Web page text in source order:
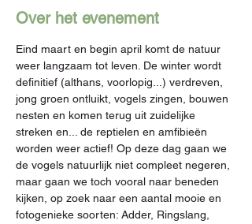
Over het evenement
Eind maart en begin april komt de natuur
weer langzaam tot leven. De winter wordt
definitief (althans, voorlopig...) verdreven,
jong groen ontluikt, vogels zingen, bouwen
nesten en komen terug uit zuidelijke
streken en... de reptielen en amfibieën
worden weer actief! Op deze dag gaan we
de vogels natuurlijk niet compleet negeren,
maar gaan we toch vooral naar beneden
kijken, op zoek naar een aantal mooie en
fotogenieke soorten: Adder, Ringslang,